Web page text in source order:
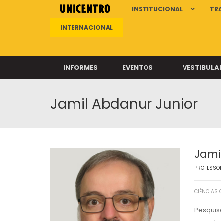
INSTITUCIONAL
INTERNACIONAL
INFORMES EVENTOS
Jamil Abdanur Junior
CIÊNCIAS